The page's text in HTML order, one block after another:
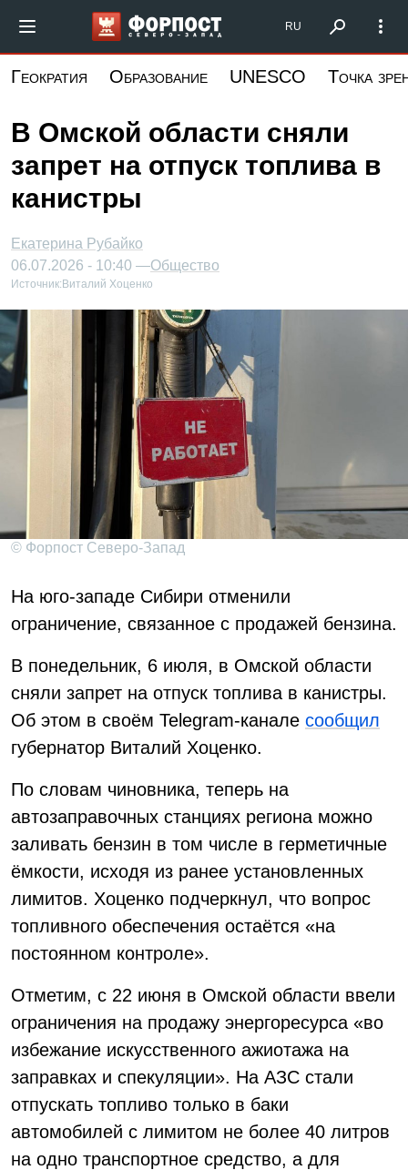
основному
Форпост Северо-Запад
RU
Геократия Образование UNESCO Точка
В Омской области сняли
запрет на отпуск топлива в
канистры
Екатерина Рубайко
06.07.2026 - 10:40 —Общество
Источник: Виталий Хоценко
© Форпост Северо-Запад
На юго-западе Сибири отменили
ограничение, связанное с продажей бензина.
В понедельник, 6 июля, в Омской области
сняли запрет на отпуск топлива в канистры.
Об этом в своём Telegram-канале сообщил
губернатор Виталий Хоценко.
По словам чиновника, теперь на
автозаправочных станциях региона можно
заливать бензин в том числе в герметичные
ёмкости, исходя из ранее установленных
лимитов. Хоценко подчеркнул, что вопрос
топливного обеспечения остаётся «на
постоянном контроле».
Отметим, с 22 июня в Омской области ввели
ограничения на продажу энергоресурса «во
избежание искусственного ажиотажа на
заправках и спекуляции». На АЗС стали
отпускать топливо только в баки
автомобилей с лимитом не более 40 литров
на одно транспортное средство, а для